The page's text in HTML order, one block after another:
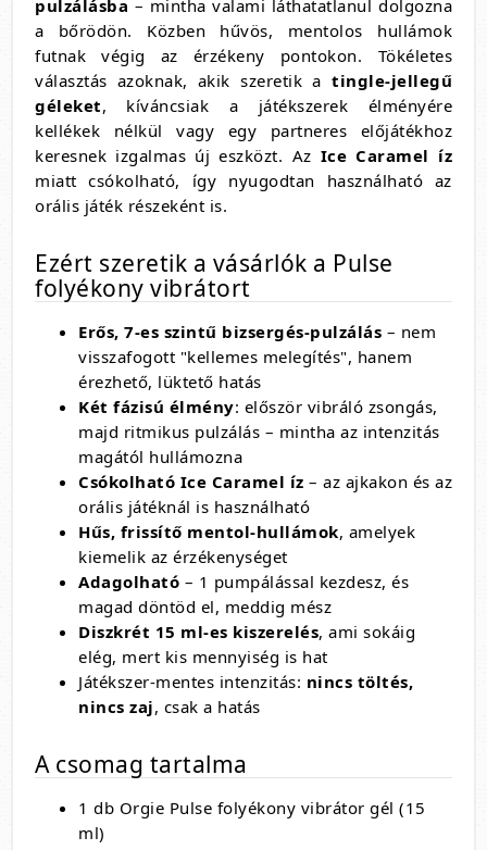
pulzálásba – mintha valami láthatatlanul dolgozna
a bőrödön. Közben hűvös, mentolos hullámok
futnak végig az érzékeny pontokon. Tökéletes
választás azoknak, akik szeretik a tingle-jellegű
géleket, kíváncsiak a játékszerek élményére
kellékek nélkül vagy egy partneres előjátékhoz
keresnek izgalmas új eszközt. Az Ice Caramel íz
miatt csókolható, így nyugodtan használható az
orális játék részeként is.
Ezért szeretik a vásárlók a Pulse
folyékony vibrátort
Erős, 7-es szintű bizsergés-pulzálás – nem
visszafogott "kellemes melegítés", hanem
érezhető, lüktető hatás
Két fázisú élmény: először vibráló zsongás,
majd ritmikus pulzálás – mintha az intenzitás
magától hullámozna
Csókolható Ice Caramel íz – az ajkakon és az
orális játéknál is használható
Hűs, frissítő mentol-hullámok, amelyek
kiemelik az érzékenységet
Adagolható – 1 pumpálással kezdesz, és
magad döntöd el, meddig mész
Diszkrét 15 ml-es kiszerelés, ami sokáig
elég, mert kis mennyiség is hat
Játékszer-mentes intenzitás: nincs töltés,
nincs zaj, csak a hatás
A csomag tartalma
1 db Orgie Pulse folyékony vibrátor gél (15
ml)